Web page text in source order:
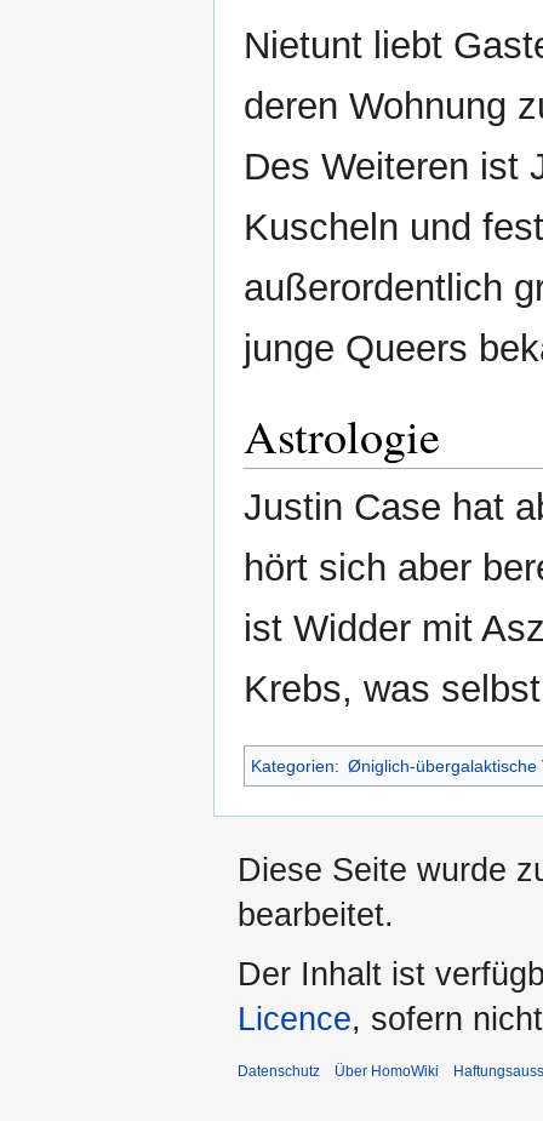
Nietunt liebt
deren Wohnung
Des Weiteren ist
Kuscheln und
außerordentlich
junge Queers
Astrologie
Justin Case hat
hört sich aber
ist Widder mit
Krebs, was
Kategorien: Øniglich-übergalaktische
Diese Seite wurde
bearbeitet.
Der Inhalt ist
Licence, sofern
Datenschutz Über HomoWiki